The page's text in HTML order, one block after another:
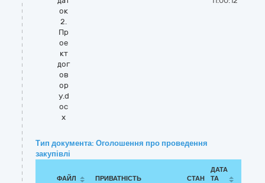
ок
2.
Пр
ое
кт
дог
ов
ор
у.d
oc
x
Тип документа: Оголошення про проведення
закупівлі
ФАЙЛ ПРИВАТНІСТЬ СТАН
ДАТА
ТА